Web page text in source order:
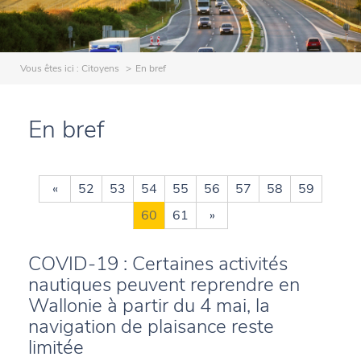
Vous êtes ici : Citoyens En bref
En bref
« 52 53 54 55 56 57 58
59
60
61 »
COVID-19 : Certaines activités
nautiques peuvent reprendre en
Wallonie à partir du 4 mai, la
navigation de plaisance reste
limitée